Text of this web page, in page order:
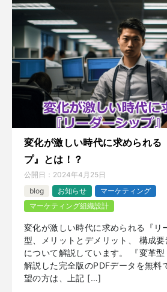
変化が激しい時代に求められる
プ』とは！？ ️
公開日： 2024年4月25日
blog
お知らせ
マーケティング
マーケティング組織設計
変化が激しい時代に求められる『リ
型、メリットとデメリット、 構成
について解説しています。 『変革
解説した完全版のPDFデータを無料
望の方は、上記 […]